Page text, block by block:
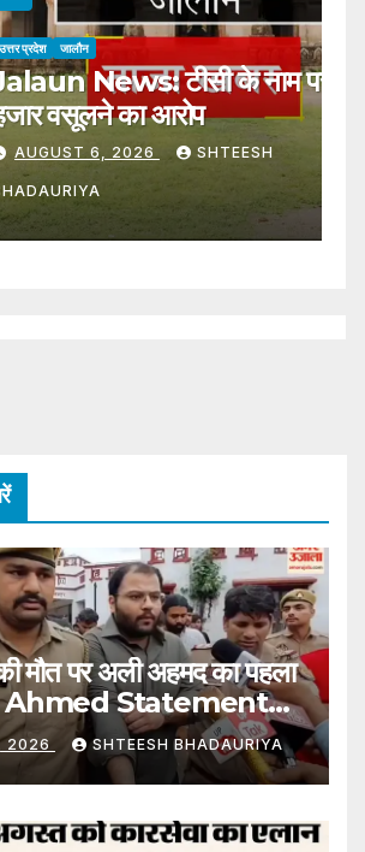
टीसी के नाम पर 30
का आरोप
2026 SHTEESH
मौत पर अली अहमद का पहला
Ahmed Statement
Of Younger
Appeals To
Allow Attend
2026 SHTEESH BHADAURIYA